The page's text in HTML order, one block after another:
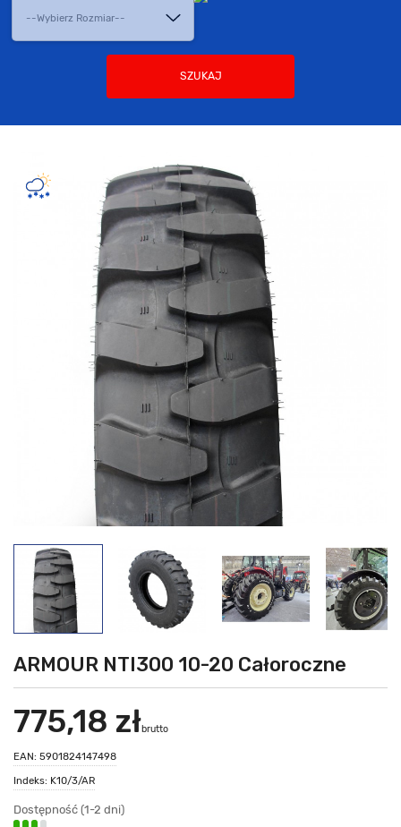
SZUKAJ
ARMOUR NTI300 10-20 Całoroczne
EAN: 5901824147498
Indeks: K10/3/AR
775,18 złbrutto
Dostępność (1-2 dni)